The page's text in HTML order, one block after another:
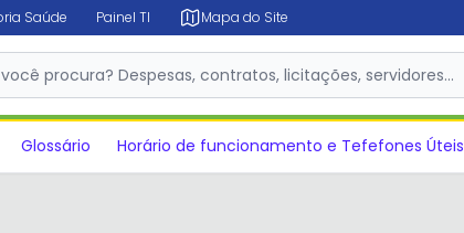
Saúde Painel TI Mapa do Site
procura? Despesas, contratos, licitações, servidores…
Glossário Horário de funcionamento e Tefefones Úteis